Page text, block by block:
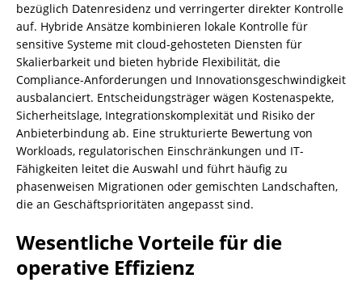
bezüglich Datenresidenz und verringerter direkter Kontrolle
auf. Hybride Ansätze kombinieren lokale Kontrolle für
sensitive Systeme mit cloud-gehosteten Diensten für
Skalierbarkeit und bieten hybride Flexibilität, die
Compliance-Anforderungen und Innovationsgeschwindigkeit
ausbalanciert. Entscheidungsträger wägen Kostenaspekte,
Sicherheitslage, Integrationskomplexität und Risiko der
Anbieterbindung ab. Eine strukturierte Bewertung von
Workloads, regulatorischen Einschränkungen und IT-
Fähigkeiten leitet die Auswahl und führt häufig zu
phasenweisen Migrationen oder gemischten Landschaften,
die an Geschäftsprioritäten angepasst sind.
Wesentliche Vorteile für die
operative Effizienz